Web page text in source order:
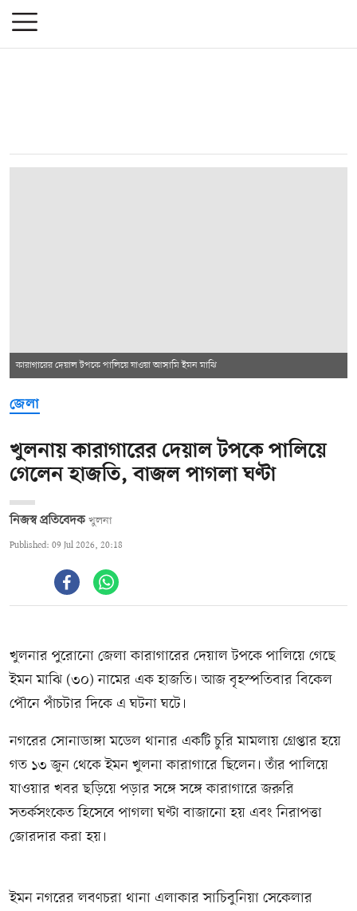
কারাগারের দেয়াল টপকে পালিয়ে যাওয়া আসামি ইমন মাঝি
জেলা
খুলনায় কারাগারের দেয়াল টপকে পালিয়ে
গেলেন হাজতি, বাজল পাগলা ঘণ্টা
নিজস্ব প্রতিবেদক খুলনা
Published: 09 Jul 2026, 20:18
খুলনার পুরোনো জেলা কারাগারের দেয়াল টপকে পালিয়ে গেছে
ইমন মাঝি (৩০) নামের এক হাজতি। আজ বৃহস্পতিবার বিকেল
পৌনে পাঁচটার দিকে এ ঘটনা ঘটে।
নগরের সোনাডাঙ্গা মডেল থানার একটি চুরি মামলায় গ্রেপ্তার হয়ে
গত ১৩ জুন থেকে ইমন খুলনা কারাগারে ছিলেন। তাঁর পালিয়ে
যাওয়ার খবর ছড়িয়ে পড়ার সঙ্গে সঙ্গে কারাগারে জরুরি
সতর্কসংকেত হিসেবে পাগলা ঘণ্টা বাজানো হয় এবং নিরাপত্তা
জোরদার করা হয়।
ইমন নগরের লবণচরা থানা এলাকার সাচিবুনিয়া সেকেলার